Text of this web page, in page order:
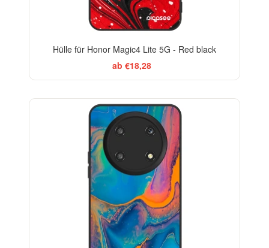
Hülle für Honor Magic4 Lite 5G - Red black
ab €18,28